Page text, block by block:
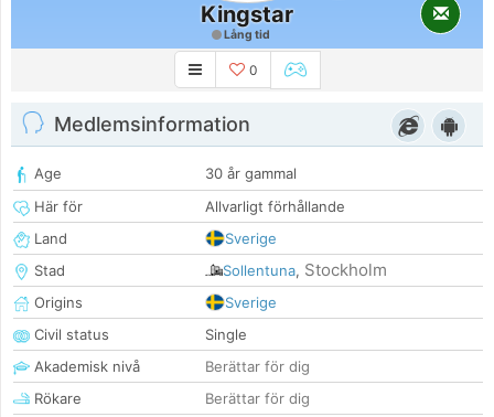
Kingstar
Lång tid
0
Medlemsinformation
Age
30 år gammal
Här för
Allvarligt förhållande
Land
Sverige
Stad
Sollentuna, Stockholm
Origins
Sverige
Civil status
Single
Akademisk nivå
Berättar för dig
Rökare
Berättar för dig